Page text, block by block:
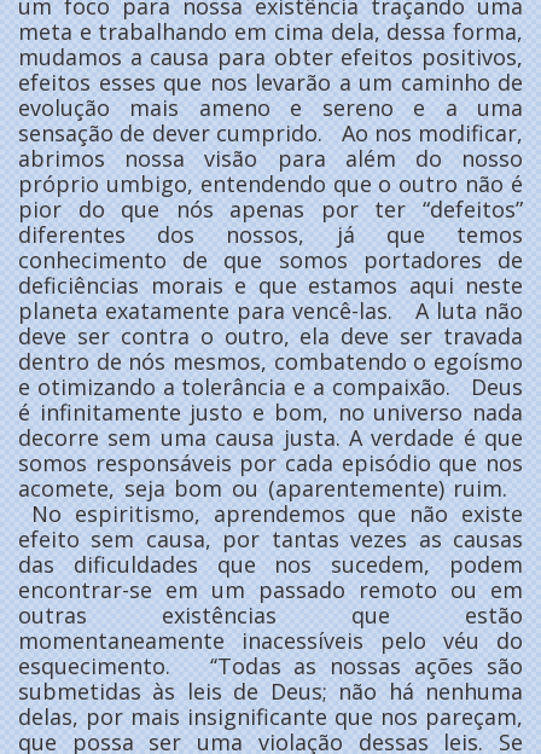
meta e trabalhando em cima dela, dessa forma,
mudamos a causa para obter efeitos positivos,
efeitos esses que nos levarão a um caminho de
evolução mais ameno e sereno e a uma
sensação de dever cumprido. Ao nos modificar,
abrimos nossa visão para além do nosso
próprio umbigo, entendendo que o outro não é
pior do que nós apenas por ter “defeitos”
diferentes dos nossos, já que temos
conhecimento de que somos portadores de
deficiências morais e que estamos aqui neste
planeta exatamente para vencê-las. A luta não
deve ser contra o outro, ela deve ser travada
dentro de nós mesmos, combatendo o egoísmo
e otimizando a tolerância e a compaixão. Deus
é infinitamente justo e bom, no universo nada
decorre sem uma causa justa. A verdade é que
somos responsáveis por cada episódio que nos
acomete, seja bom ou (aparentemente) ruim.
No espiritismo, aprendemos que não existe
efeito sem causa, por tantas vezes as causas
das dificuldades que nos sucedem, podem
encontrar-se em um passado remoto ou em
outras existências que estão
momentaneamente inacessíveis pelo véu do
esquecimento. ‘‘Todas as nossas ações são
submetidas às leis de Deus; não há nenhuma
delas, por mais insignificante que nos pareçam,
que possa ser uma violação dessas leis. Se